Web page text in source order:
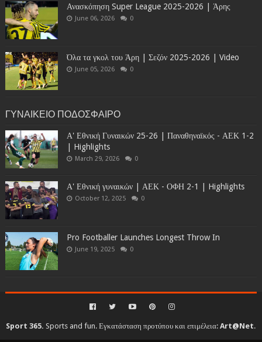
Ανασκόπηση Super League 2025-2026 | Άρης
June 06, 2026 0
Όλα τα γκολ του Άρη | Σεζόν 2025-2026 | Video
June 05, 2026 0
ΓΥΝΑΙΚΕΙΟ ΠΟΔΟΣΦΑΙΡΟ
Α' Εθνική Γυναικών 25-26 | Παναθηναϊκός - ΑΕΚ 1-2
| Highlights
March 29, 2026 0
Α' Εθνική γυναικών | ΑΕΚ - ΟΦΗ 2-1 | Highlights
October 12, 2025 0
Pro Footballer Launches Longest Throw In
June 19, 2025 0
Sport 365. Sports and fun. Εγκατάσταση προτύπου και επιμέλεια:Art@Net.